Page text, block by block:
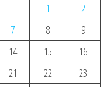
1
2
7 8
9
14 15
16
21 22
23